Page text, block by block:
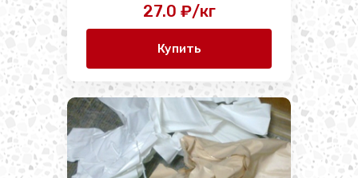
27.0 ₽/кг
Купить